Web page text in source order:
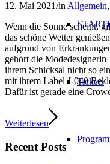
Tickets
12. Mai 2021/inAllgemein,
Wenn die Sonne scheint,
das schöne Wetter
aufgrund von
gehört die
ihrem Schicksal nicht so
mit ihrem Label J-040
Dafür ist gerade eine
Weiterlesen
Recent Posts